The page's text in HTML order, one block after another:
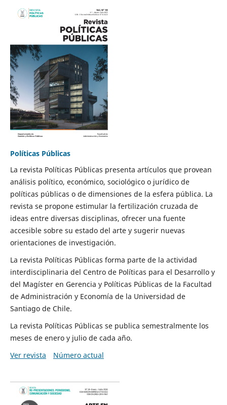
Políticas Públicas
La revista Políticas Públicas presenta artículos que provean
análisis político, económico, sociológico o jurídico de
políticas públicas o de dimensiones de la esfera pública. La
revista se propone estimular la fertilización cruzada de
ideas entre diversas disciplinas, ofrecer una fuente
accesible sobre su estado del arte y sugerir nuevas
orientaciones de investigación.
La revista Políticas Públicas forma parte de la actividad
interdisciplinaria del Centro de Políticas para el Desarrollo y
del Magíster en Gerencia y Políticas Públicas de la Facultad
de Administración y Economía de la Universidad de
Santiago de Chile.
La revista Políticas Públicas se publica semestralmente los
meses de enero y julio de cada año.
Ver revista
Número actual